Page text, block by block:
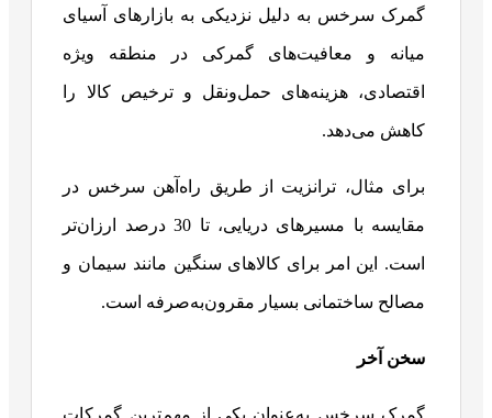
گمرک سرخس به دلیل نزدیکی به بازارهای آسیای
میانه و معافیت‌های گمرکی در منطقه ویژه
اقتصادی، هزینه‌های حمل‌ونقل و ترخیص کالا را
کاهش می‌دهد.
برای مثال، ترانزیت از طریق راه‌آهن سرخس در
مقایسه با مسیرهای دریایی، تا 30 درصد ارزان‌تر
است. این امر برای کالاهای سنگین مانند سیمان و
مصالح ساختمانی بسیار مقرون‌به‌صرفه است.
سخن آخر
گمرک سرخس به‌عنوان یکی از مهم‌ترین گمرکات